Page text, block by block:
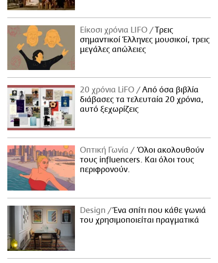
Είκοσι χρόνια LIFO
Tρεις
σημαντικοί Έλληνες μουσικοί, τρεις
μεγάλες απώλειες
20 χρόνια LiFO
Από όσα βιβλία
διάβασες τα τελευταία 20 χρόνια,
αυτό ξεχωρίζεις
Οπτική Γωνία
Όλοι ακολουθούν
τους influencers. Και όλοι τους
περιφρονούν.
Design
Ένα σπίτι που κάθε γωνιά
του χρησιμοποιείται πραγματικά